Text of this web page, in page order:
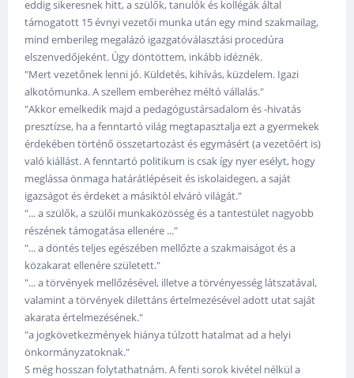
eddig sikeresnek hitt, a szülők, tanulók és kollégák által
támogatott 15 évnyi vezetői munka után egy mind szakmailag,
mind emberileg megalázó igazgatóválasztási procedúra
elszenvedőjeként. Úgy döntöttem, inkább idéznék.
"Mert vezetőnek lenni jó. Küldetés, kihívás, küzdelem. Igazi
alkotómunka. A szellem emberéhez méltó vállalás."
"Akkor emelkedik majd a pedagógustársadalom és -hivatás
presztízse, ha a fenntartó világ megtapasztalja ezt a gyermekek
érdekében történő összetartozást és egymásért (a vezetőért is)
való kiállást. A fenntartó politikum is csak így nyer esélyt, hogy
meglássa önmaga határátlépéseit és iskolaidegen, a saját
igazságot és érdeket a másiktól elváró világát."
"... a szülők, a szülői munkaközösség és a tantestület nagyobb
részének támogatása ellenére ..."
"... a döntés teljes egészében mellőzte a szakmaiságot és a
közakarat ellenére született."
"... a törvények mellőzésével, illetve a törvényesség látszatával,
valamint a törvények dilettáns értelmezésével adott utat saját
akarata értelmezésének."
"a jogkövetkezmények hiánya túlzott hatalmat ad a helyi
önkormányzatoknak."
S még hosszan folytathatnám. A fenti sorok kivétel nélkül a